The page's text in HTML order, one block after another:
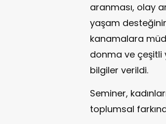
aranması, olay
yaşam
kanamalara
donma ve çeşitli
bilgiler verildi.
Seminer,
toplumsal